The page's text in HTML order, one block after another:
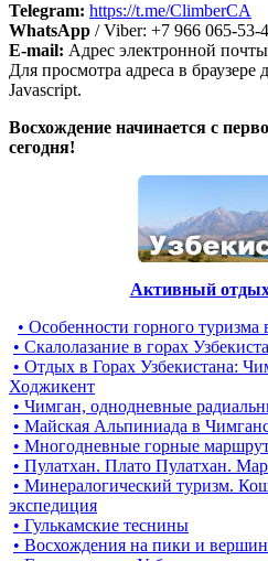
Telegram: https://t.me/ClimberCA
WhatsApp / Viber: +7 966 065-53-
E-mail: Адрес электронной
Для просмотра адреса в
Javascript.
Восхождение начинается с
сегодня!
Активный отдых
• Особенности горного туризма
• Скалолазание в горах
• Отдых в Горах Узбекистана:
Ходжикент
• Чимган, однодневные
• Майская Альпиниада в
• Многодневные горные
• Пулатхан. Плато Пулатхан.
• Минералогический туризм.
экспедиция
• Гулькамские теснины
• Восхождения на пики и